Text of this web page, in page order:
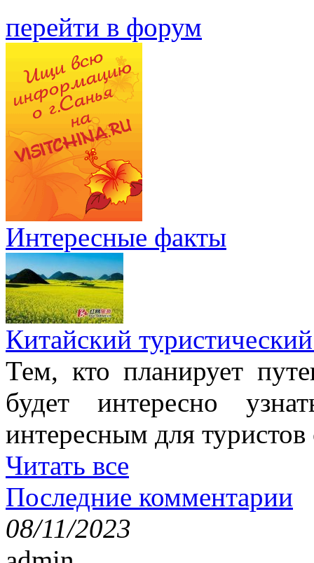
перейти в форум
Интересные факты
Китайский
Тем, кто планирует
будет интересно
интересным для
Читать все
Последние комментарии
08/11/2023